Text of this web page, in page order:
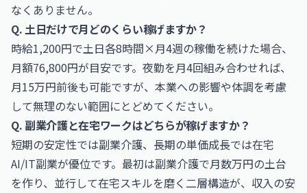
なくありません。
Q. 土日だけで月どのくらい稼げますか？
時給1,200円で土日各8時間×月4週の稼働を続けた場合、
月額76,800円が目安です。夜勤を月4回組み合わせれば、
月15万円前後も可能ですが、本業への影響や体調を考慮
して無理のない範囲にとどめてください。
Q. 副業介護と在宅ワークはどちらが稼げますか？
短期の安定性では副業介護、長期の単価成長では在宅
AI/IT副業が優位です。最初は副業介護で月数万円の土台
を作り、並行して在宅スキルを磨く二層構造が、収入の安